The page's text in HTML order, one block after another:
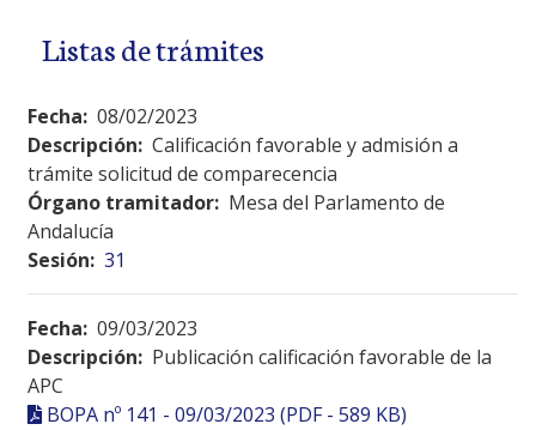
Listas de trámites
Fecha: 08/02/2023
Descripción: Calificación favorable y admisión a
trámite solicitud de comparecencia
Órgano tramitador: Mesa del Parlamento de
Andalucía
Sesión: 31
Fecha: 09/03/2023
Descripción: Publicación calificación favorable de la
APC
BOPA nº 141 - 09/03/2023 (PDF - 589 KB)